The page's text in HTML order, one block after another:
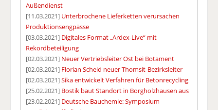
Außendienst
[11.03.2021] Unterbrochene Lieferketten verursachen
Produktionsengpässe
[03.03.2021] Digitales Format „Ardex-Live“ mit
Rekordbeteiligung
[02.03.2021] Neuer Vertriebsleiter Ost bei Botament
[02.03.2021] Florian Scheid neuer Thomsit-Bezirksleiter
[02.03.2021]Sika entwickelt Verfahren für Betonrecycling
[25.02.2021] Bostik baut Standort in Borgholzhausen aus
[23.02.2021] Deutsche Bauchemie: Symposium